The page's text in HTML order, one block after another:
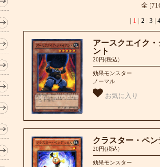
全
| 1 | 2 | 3 |
アースクエイク
ント
20円(税込)
効果モンスター
ノーマル
お気に入り
クラスター・ペン
20円(税込)
効果モンスター